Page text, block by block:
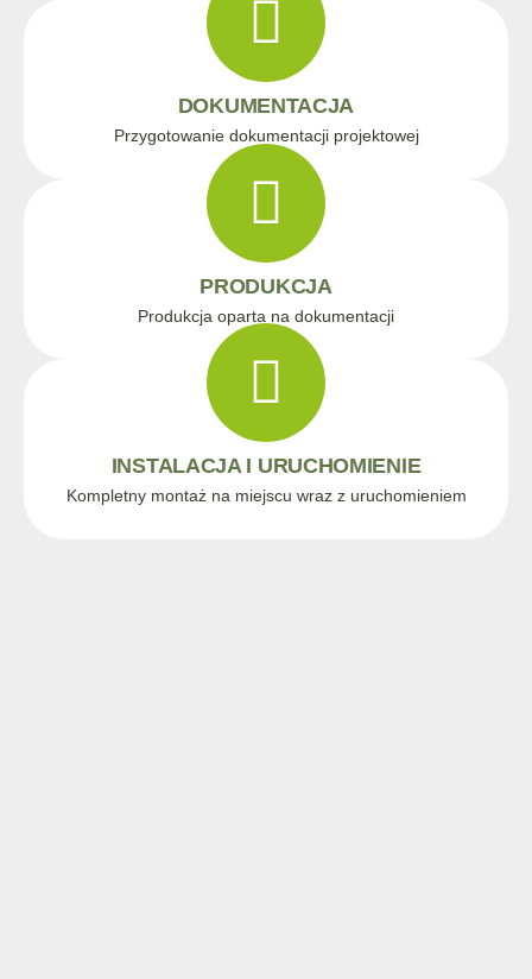
DOKUMENTACJA
Przygotowanie dokumentacji projektowej
PRODUKCJA
Produkcja oparta na dokumentacji
INSTALACJA I URUCHOMIENIE
Kompletny montaż na miejscu wraz z uruchomieniem